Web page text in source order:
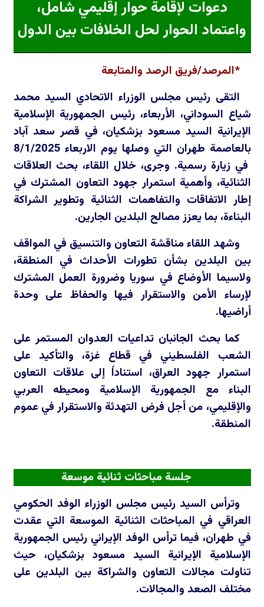
دعوات لإقامة حوار إقليمي شامل،
واعتماد الحوار لحل الخلافات بين الدول
*المرصد/فريق الرصد والمتابعة
التقى رئيس مجلس الوزراء الاتحادي السيد محمد
شياع السوداني، الأربعاء، رئيس الجمهورية الإسلامية
الإيرانية السيد مسعود بزشكيان، في قصر سعد آباد
بالعاصمة طهران التي وصلها يوم الاربعاء 8/1/2025
في زيارة رسمية. وجرى، خلال اللقاء، بحث العلاقات
الثنائية، وأهمية استمرار جهود التعاون المشترك في
إطار الاتفاقات والتفاهمات الثنائية وتطوير الشراكة
البناءة، بما يعزز مصالح البلدين الجارين.
وشهد اللقاء مناقشة التعاون والتنسيق في المواقف
بين البلدين بشأن تطورات الأحداث في المنطقة،
ولاسيما الأوضاع في سوريا وضرورة العمل المشترك
لإرساء الأمن والاستقرار فيها والحفاظ على وحدة
أراضيها.
كما بحث الجانبان تداعيات العدوان المستمر على
الشعب الفلسطيني في قطاع غزة، والتأكيد على
استمرار جهود العراق، استناداً إلى علاقات التعاون
البناء مع الجمهورية الإسلامية ومحيطه العربي
والإقليمي، من أجل فرض التهدئة والاستقرار في عموم
المنطقة.
جلسة مباحثات ثنائية موسعة
وترأس السيد رئيس مجلس الوزراء الوفد الحكومي
العراقي في المباحثات الثنائية الموسعة التي عقدت
في طهران، فيما ترأس الوفد الإيراني رئيس الجمهورية
الإسلامية الإيرانية السيد مسعود بزشكيان، حيث
تناولت مجالات التعاون والشراكة بين البلدين على
مختلف الصعد والمجالات.